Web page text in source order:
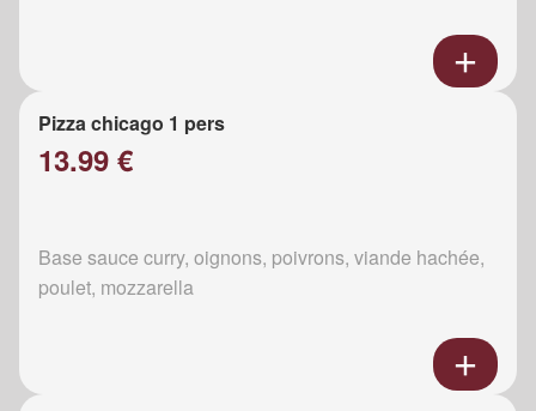
Pizza chicago 1 pers
13.99 €
Base sauce curry, oignons, poivrons, viande hachée,
poulet, mozzarella